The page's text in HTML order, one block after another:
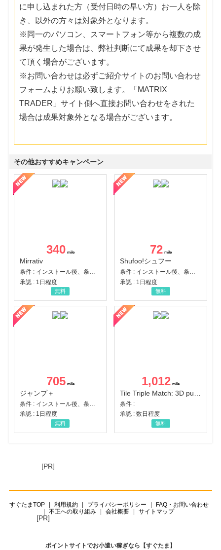
に申し込まれた方（受付日時の早い方）お一人を除
き、以外の方々は対象外となります。
※同一のパソコン、スマートフォン等から複数の成
果が発生した場合は、弊社判断にて成果を却下させ
て頂く場合がございます。
※お問い合わせは必ずご紹介サイトのお問い合わせ
フォームよりお願い致します。「MATRIX
TRADER」サイト側へ直接お問い合わせをされた
場合は成果対象外となる場合がございます。
その他おすすめキャンペーン
340
Mirrativ
条件 : インストール後、条件達成
承認 : 1日程度
無料
72
Shufoo!シュフー
条件 : インストール後、条件達成
承認 : 1日程度
無料
705
ジャンプ＋
承認 : 1日程度
無料
1,012
条件 :
承認 : 数日程度
無料
[PR]
すぐたまTOP 利用規約 プライバシーポリシー
FAQ・お問い合わせ
不正への取り組み
会社概要 サイトマップ
[PR]
ポイントサイトでお小遣い稼ぎなら【すぐたま】